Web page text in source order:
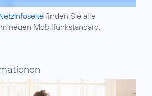
finden Sie alle
neuen Mobilfunkstandard.